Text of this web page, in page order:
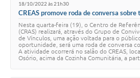
18/10/2022 às 21h30
CREAS promove roda de conversa
Nesta quarta-feira (19), o Centro de
(CRAS) realizará, através do Grupo de
de Vínculos, uma ação voltada para o
oportunidade, será uma roda de conversa
A atividade ocorrerá no salão do CREAS,
Osório, acima da Cozinha Comunitária, a